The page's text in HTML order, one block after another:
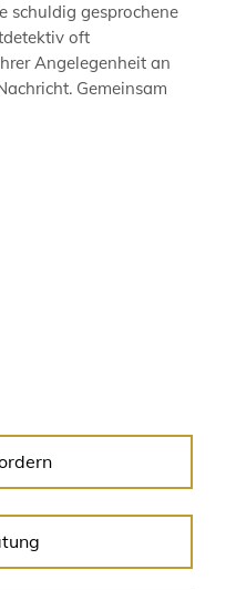
schuldig gesprochene
oft
Angelegenheit an
Gemeinsam